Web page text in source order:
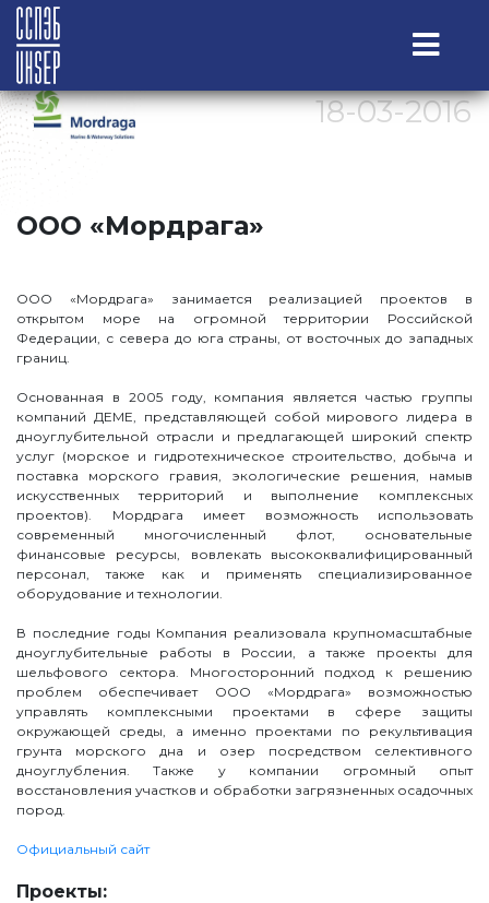
18-03-2016
ООО «Мордрага»
ООО «Мордрага» занимается реализацией проектов в
открытом море на огромной территории Российской
Федерации, с севера до юга страны, от восточных до западных
границ.
Основанная в 2005 году, компания является частью группы
компаний ДЕМЕ, представляющей собой мирового лидера в
дноуглубительной отрасли и предлагающей широкий спектр
услуг (морское и гидротехническое строительство, добыча и
поставка морского гравия, экологические решения, намыв
искусственных территорий и выполнение комплексных
проектов). Мордрага имеет возможность использовать
современный многочисленный флот, основательные
финансовые ресурсы, вовлекать высококвалифицированный
персонал, также как и применять специализированное
оборудование и технологии.
В последние годы Компания реализовала крупномасштабные
дноуглубительные работы в России, а также проекты для
шельфового сектора. Многосторонний подход к решению
проблем обеспечивает ООО «Мордрага» возможностью
управлять комплексными проектами в сфере защиты
окружающей среды, а именно проектами по рекультивация
грунта морского дна и озер посредством селективного
дноуглубления. Также у компании огромный опыт
восстановления участков и обработки загрязненных осадочных
пород.
Официальный сайт
Проекты: